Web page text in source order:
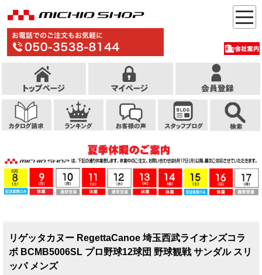
リゲッタカヌー RegettaCanoe 埼玉西武ライオンズコラ
ボ BCMB5006SL プロ野球12球団 野球観戦 サンダル スリ
ッパ メンズ